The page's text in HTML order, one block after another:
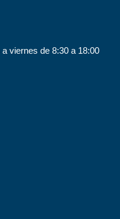
viernes de 8:30 a 18:00